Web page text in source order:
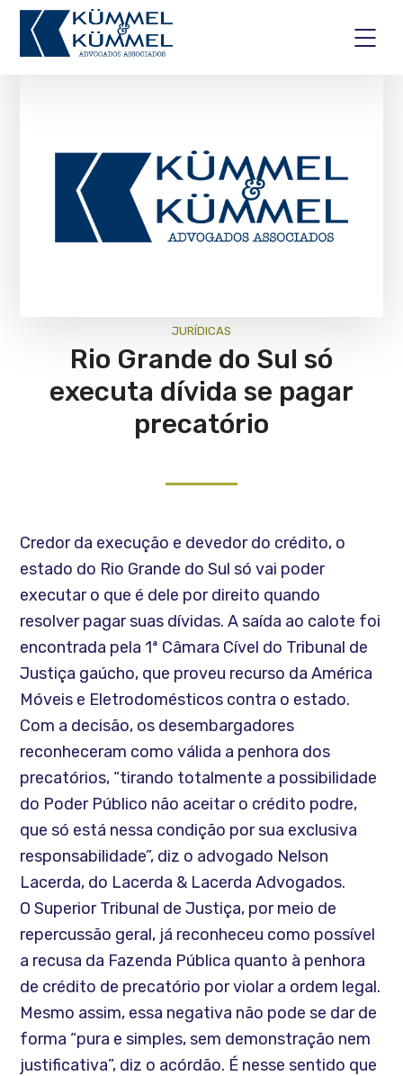
JURÍ­DICAS
Rio Grande do Sul só
executa dívida se pagar
precatório
Credor da execução e devedor do crédito, o
estado do Rio Grande do Sul só vai poder
executar o que é dele por direito quando
resolver pagar suas dívidas. A saída ao calote foi
encontrada pela 1ª Câmara Cível do Tribunal de
Justiça gaúcho, que proveu recurso da América
Móveis e Eletrodomésticos contra o estado.
Com a decisão, os desembargadores
reconheceram como válida a penhora dos
precatórios, “tirando totalmente a possibilidade
do Poder Público não aceitar o crédito podre,
que só está nessa condição por sua exclusiva
responsabilidade”, diz o advogado Nelson
Lacerda, do Lacerda & Lacerda Advogados.
O Superior Tribunal de Justiça, por meio de
repercussão geral, já reconheceu como possível
a recusa da Fazenda Pública quanto à penhora
de crédito de precatório por violar a ordem legal.
Mesmo assim, essa negativa não pode se dar de
forma “pura e simples, sem demonstração nem
justificativa”, diz o acórdão. É nesse sentido que